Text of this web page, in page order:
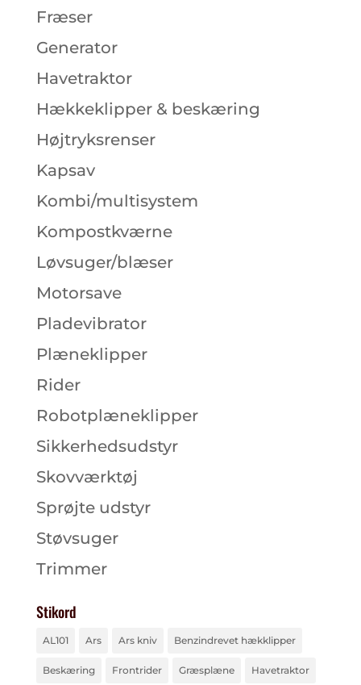
Fræser
Generator
Havetraktor
Hækkeklipper & beskæring
Højtryksrenser
Kapsav
Kombi/multisystem
Kompostkværne
Løvsuger/blæser
Motorsave
Pladevibrator
Plæneklipper
Rider
Robotplæneklipper
Sikkerhedsudstyr
Skovværktøj
Sprøjte udstyr
Støvsuger
Trimmer
Stikord
AL101 Ars Ars kniv Benzindrevet hækklipper
Beskæring Frontrider Græsplæne Havetraktor